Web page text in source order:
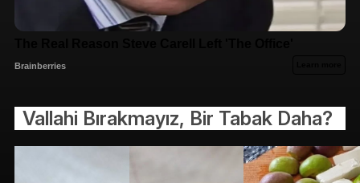
Vallahi Bırakmayız, Bir Tabak Daha?